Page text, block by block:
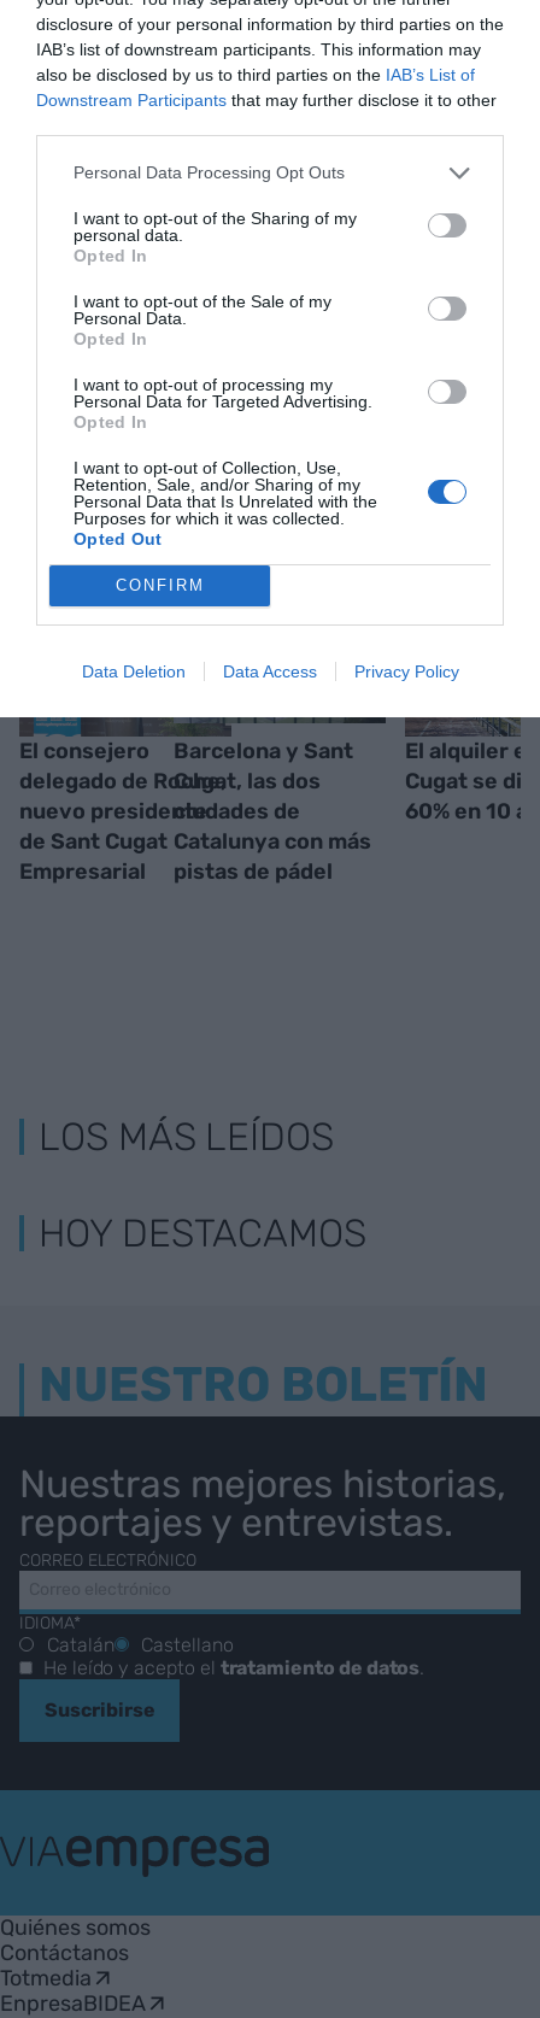
disclosure of your personal information by third parties on the
IAB’s list of downstream participants. This information may
also be disclosed by us to third parties on the IAB’s List of
Downstream Participants that may further disclose it to other
Personal Data Processing Opt Outs
I want to opt-out of the Sharing of my
personal data.
Opted In
I want to opt-out of the Sale of my
Personal Data.
Opted In
I want to opt-out of processing my
Personal Data for Targeted Advertising.
Opted In
I want to opt-out of Collection, Use,
Retention, Sale, and/or Sharing of my
Personal Data that Is Unrelated with the
Purposes for which it was collected.
Opted Out
CONFIRM
Data Deletion Data Access Privacy Policy
(Acciona Energía), Josep Maria Montserrat
(Sorea), Laura Grau (Totmedia) y Robert Navarro
(Distribudisc S.L.) como vocales.
AñadirVIA Empresa
como fuente preferida
de Google de forma gratuita
actualidad
ACTIVAR AHORA
RELACIONADAS
El consejero
delegado de Roche,
nuevo presidente
de Sant Cugat
Empresarial
Barcelona y Sant
Cugat, las dos
ciudades de
Catalunya con más
pistas de pádel
El alquiler
Cugat se
60% en 10
LOS MÁS LEÍDOS
HOY DESTACAMOS
NUESTRO BOLETÍN
Nuestras mejores historias,
reportajes y entrevistas.
CORREO ELECTRÓNICO
IDIOMA*
Catalán
Castellano
He leído y acepto el tratamiento de datos
Suscribirse
Empresa
Quiénes somos
Contáctanos
Totmedia
EnpresaBIDEA